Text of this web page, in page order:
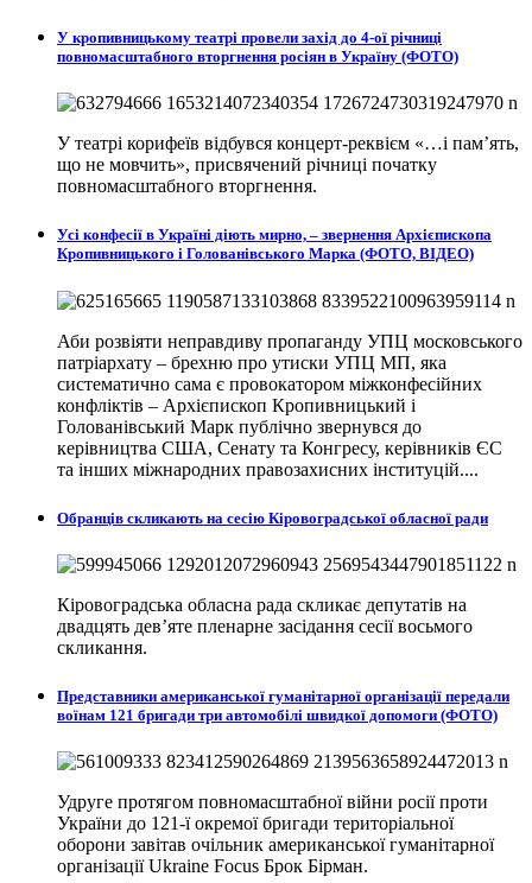
У кропивницькому театрі провели захід до 4-ої річниці
повномасштабного вторгнення росіян в Україну (ФОТО)
У театрі корифеїв відбувся концерт-реквієм «…і пам’ять,
що не мовчить», присвячений річниці початку
повномасштабного вторгнення.
Усі конфесії в Україні діють мирно, – звернення Архієпископа
Кропивницького і Голованівського Марка (ФОТО, ВІДЕО)
Аби розвіяти неправдиву пропаганду УПЦ московського
патріархату – брехню про утиски УПЦ МП, яка
систематично сама є провокатором міжконфесійних
конфліктів – Архієпископ Кропивницький і
Голованівський Марк публічно звернувся до
керівництва США, Сенату та Конгресу, керівників ЄС
та інших міжнародних правозахисних інституцій....
Обранців скликають на сесію Кіровоградської обласної ради
Кіровоградська обласна рада скликає депутатів на
двадцять дев’яте пленарне засідання сесії восьмого
скликання.
Представники американської гуманітарної організації передали
воїнам 121 бригади три автомобілі швидкої допомоги (ФОТО)
Удруге протягом повномасштабної війни росії проти
України до 121-ї окремої бригади територіальної
оборони завітав очільник американської гуманітарної
організації Ukraine Focus Брок Бірман.